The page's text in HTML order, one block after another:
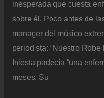
inesperada que cuesta
sobre él. Poco antes de
manager del músico
periodista: “Nuestro Robe
Iniesta padecía “una
meses. Su